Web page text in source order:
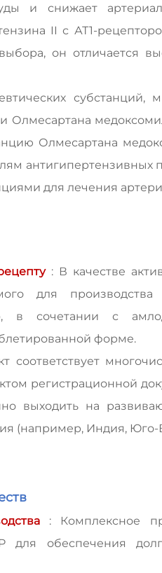
и снижает
II с АТ1-
он отличается
субстанций,
Олмесартана
Олмесартана
антигипертензивных
для лечения
: В качестве
для
в сочетании с
форме.
соответствует
регистрационной
выходить на
(например, Индия,
: Комплексное
для обеспечения